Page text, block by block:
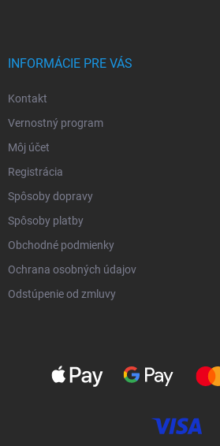
INFORMÁCIE PRE VÁS
Kontakt
Vernostný program
Môj účet
Registrácia
Spôsoby dopravy
Spôsoby platby
Obchodné podmienky
Ochrana osobných údajov
Odstúpenie od zmluvy